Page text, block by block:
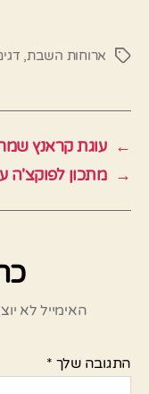
תגיותארוחות השבת,
← עוגת קראנץ
→ מתכון לפוקצ'ה
האימייל לא
התגובה שלך *